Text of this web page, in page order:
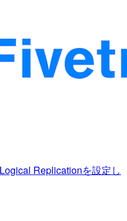
Replicationを設定し